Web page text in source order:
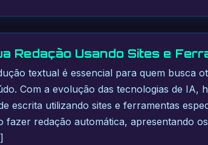
Redação Usando Sites e
textual é essencial para quem busca
Com a evolução das tecnologias de IA,
escrita utilizando sites e ferramentas
fazer redação automática, apresentando